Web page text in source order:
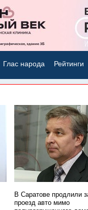
Глас народа Рейтинги
В Саратове продлили
проезд авто мимо